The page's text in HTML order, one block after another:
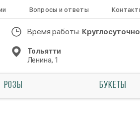
Вопросы и ответы
Время работы: Круглосуточно
Тольятти
Ленина, 1
РОЗЫ БУКЕТЫ